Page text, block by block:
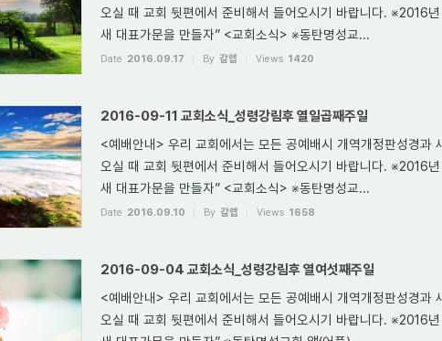
오실 때 교회 뒷편에서 준비해서 들어오시기 바랍니다. ※2016
새 대표가문을 만들자” <교회소식> ※동탄명성교...
Date 2016.09.17 By 갈렙 Views 1420
2016-09-11 교회소식_성령강림후 열일곱째주일
<예배안내> 우리 교회에서는 모든 공예배시 개역개정판성경과
오실 때 교회 뒷편에서 준비해서 들어오시기 바랍니다. ※2016
새 대표가문을 만들자” <교회소식> ※동탄명성교...
Date 2016.09.10 By 갈렙 Views 1658
2016-09-04 교회소식_성령강림후 열여섯째주일
<예배안내> 우리 교회에서는 모든 공예배시 개역개정판성경과
오실 때 교회 뒷편에서 준비해서 들어오시기 바랍니다. ※2016